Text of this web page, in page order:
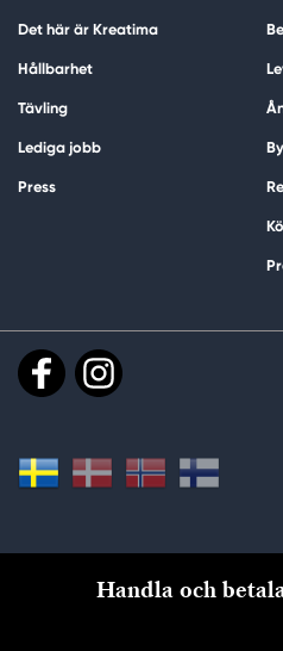
Det här är Kreatima
Hållbarhet
Tävling
Lediga jobb
Press
Handla och